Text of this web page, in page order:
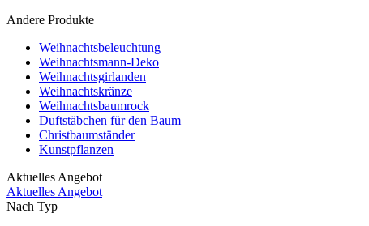
Andere Produkte
Weihnachtsbeleuchtung
Weihnachtsmann-Deko
Weihnachtsgirlanden
Weihnachtskränze
Weihnachtsbaumrock
Duftstäbchen für den Baum
Christbaumständer
Kunstpflanzen
Aktuelles Angebot
Aktuelles Angebot
Nach Typ